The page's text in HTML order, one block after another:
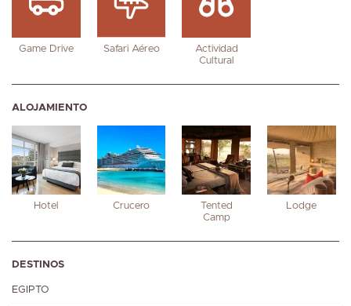
Game Drive Safari Aéreo
Actividad
Cultural
ALOJAMIENTO
Hotel Crucero
Tented
Camp
Lodge
DESTINOS
EGIPTO